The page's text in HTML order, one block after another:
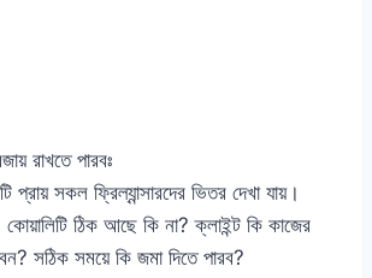
রাখতে পারবঃ
সকল ফ্রিল্যান্সারদের ভিতর দেখা যায়।
কোয়ালিটি ঠিক আছে কি না? ক্লাইন্ট কি কাজের
সঠিক সময়ে কি জমা দিতে পারব?